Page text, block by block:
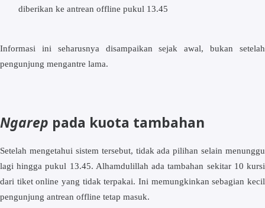
diberikan ke antrean offline pukul 13.45
Informasi ini seharusnya disampaikan sejak awal, bukan setelah
pengunjung mengantre lama.
Ngarep pada kuota tambahan
Setelah mengetahui sistem tersebut, tidak ada pilihan selain menunggu
lagi hingga pukul 13.45. Alhamdulillah ada tambahan sekitar 10 kursi
dari tiket online yang tidak terpakai. Ini memungkinkan sebagian kecil
pengunjung antrean offline tetap masuk.